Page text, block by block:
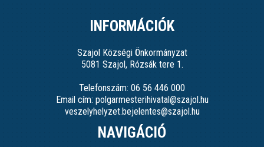
INFORMÁCIÓK
Szajol Községi Önkormányzat
5081 Szajol, Rózsák tere 1.
Telefonszám: 06 56 446 000
Email cím: polgarmesterihivatal@szajol.hu
veszelyhelyzet.bejelentes@szajol.hu
NAVIGÁCIÓ